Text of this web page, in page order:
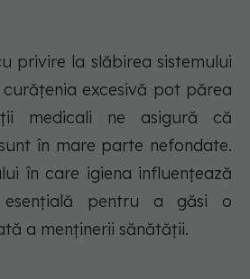
privire la slăbirea sistemului
excesivă pot părea
medicali ne asigură că
în mare parte nefondate.
în care igiena influențează
esențială pentru a găsi o
a menținerii sănătății.